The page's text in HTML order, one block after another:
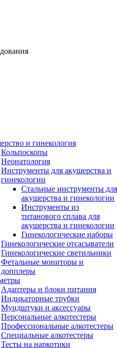
и гинекология
Кольпоскопы
Неонатология
Инструменты для акушерства и
гинекологии
Стальные инструменты для
акушерства и гинекологии
Инструменты из
титанового сплава для
акушерства и гинекологии
Гинекологические наборы
Гинекологические отсасыватели
Гинекологические светильники
Фетальные мониторы и
допплеры
Адаптеры и блоки питания
Индикаторные трубки
Мундштуки и аксессуары
Персональные алкотестеры
Профессиональные алкотестеры
Специальные алкотестеры
Тесты на наркотики